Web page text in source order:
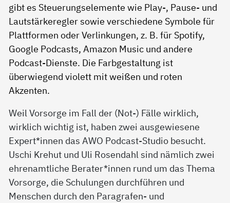
Weil Vorsorge im Fall der (Not-) Fälle wirklich,
wirklich wichtig ist, haben zwei ausgewiesene
Expert*innen das AWO Podcast-Studio besucht.
Uschi Krehut und Uli Rosendahl sind nämlich zwei
ehrenamtliche Berater*innen rund um das Thema
Vorsorge, die Schulungen durchführen und
Menschen durch den Paragrafen- und